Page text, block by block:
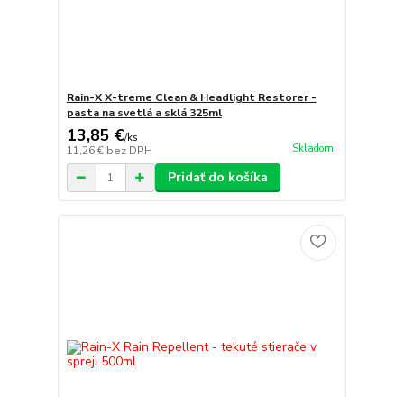
Rain-X X-treme Clean & Headlight Restorer -
pasta na svetlá a sklá 325ml
13,85 €/ks
11,26 € bez DPH Skladom
Pridať do košíka